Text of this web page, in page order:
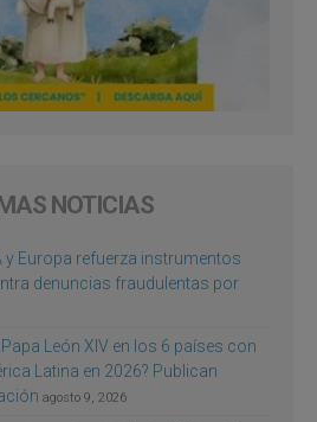
NOTICIAS
y Europa refuerza instrumentos
denuncias fraudulentas por
León XIV en los 6 países con
Latina en 2026? Publican
agosto 9, 2026